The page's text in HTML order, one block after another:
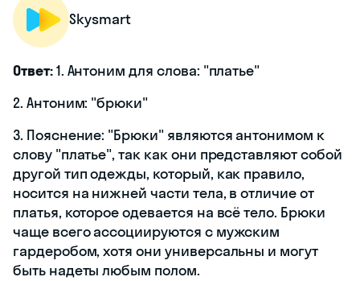
Skysmart
Ответ:1. Антоним для слова: "платье"
2. Антоним: "брюки"
3. Пояснение: "Брюки" являются антонимом к
слову "платье", так как они представляют собой
другой тип одежды, который, как правило,
носится на нижней части тела, в отличие от
платья, которое одевается на всё тело. Брюки
чаще всего ассоциируются с мужским
гардеробом, хотя они универсальны и могут
быть надеты любым полом.